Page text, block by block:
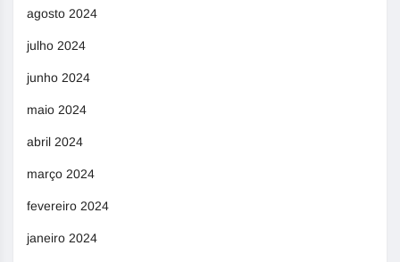
agosto 2024
julho 2024
junho 2024
maio 2024
abril 2024
março 2024
fevereiro 2024
janeiro 2024